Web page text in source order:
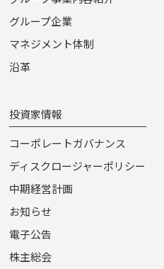
グループ企業
マネジメント体制
沿革
投資家情報
コーポレートガバナンス
ディスクロージャーポリシー
中期経営計画
お知らせ
電子公告
株主総会